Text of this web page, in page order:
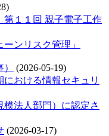
第１１回 親子電子工作
ンリスク管理」
(2026-05-19)
おける情報セキュリ
模法人部門）に認定さ
(2026-03-17)